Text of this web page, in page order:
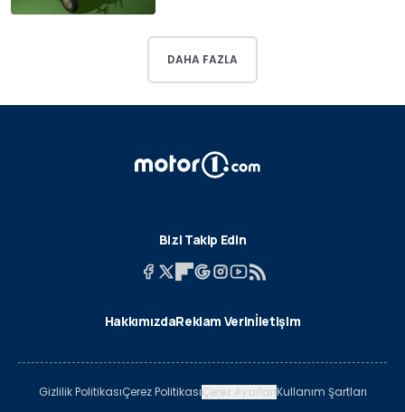
DAHA FAZLA
Bizi Takip Edin
HakkımızdaReklam Verinİletişim
Gizlilik PolitikasıÇerez PolitikasıÇerez AyarlarıKullanım Şartları